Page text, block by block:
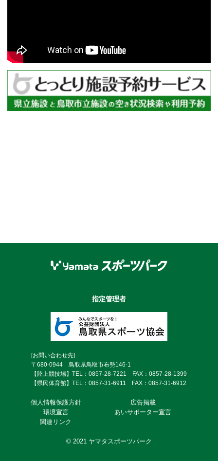
指定管理者
[お問い合わせ先]
〒680-0944 鳥取県鳥取市布勢146-1
【陸上競技場】TEL：0857-28-7221 FAX：0857-28-1399
【県民体育館】TEL：0857-31-6911 FAX：0857-31-6912
個⼈情報保護⽅針
広告掲載
環境宣言
あいサポーター宣言
関連リンク
© 2021 ヤマタスポーツパーク